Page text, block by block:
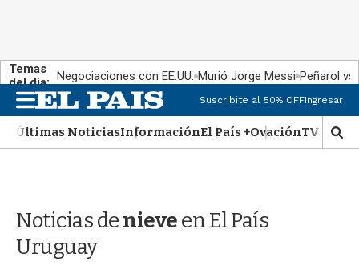
Temas
del día: Negociaciones con EE.UU. Murió Jorge Messi Peñarol
M
e
n
u
Suscribite al 50% OFFIngresar
Últimas NoticiasInformaciónEl País +OvaciónTV Show
M
o
Noticias denieveen El País
Uruguay